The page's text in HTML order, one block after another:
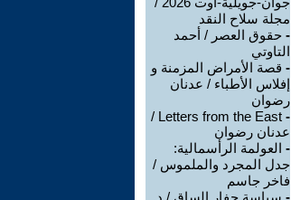
مجلة سلاح النقد
- حقوق العصر / أحمد
التاوتي
- قصة الأمراض المزمنة و
إفلاس الأطباء / عدنان
رضوان
-
Letters from the East /
عدنان رضوان
- العولمة الرأسمالية:
جدل المجرد والملموس /
فاخر جاسم
- سياسة حفار الساق / د.